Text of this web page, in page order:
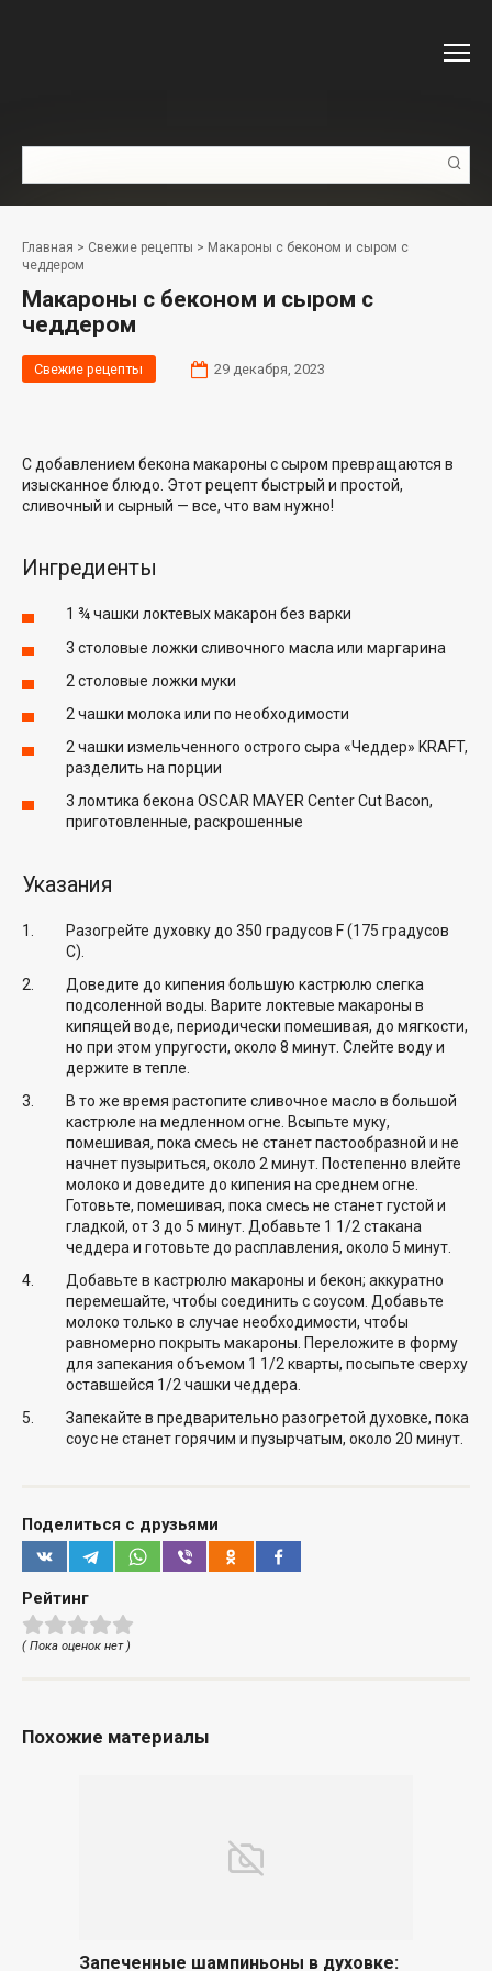
Главная > Свежие рецепты > Макароны с беконом и сыром с
чеддером
Макароны с беконом и сыром с
чеддером
Свежие рецепты 29 декабря, 2023
С добавлением бекона макароны с сыром превращаются в
изысканное блюдо. Этот рецепт быстрый и простой,
сливочный и сырный — все, что вам нужно!
Ингредиенты
1 ¾ чашки локтевых макарон без варки
3 столовые ложки сливочного масла или маргарина
2 столовые ложки муки
2 чашки молока или по необходимости
2 чашки измельченного острого сыра «Чеддер» KRAFT,
разделить на порции
3 ломтика бекона OSCAR MAYER Center Cut Bacon,
приготовленные, раскрошенные
Указания
Разогрейте духовку до 350 градусов F (175 градусов
C).
Доведите до кипения большую кастрюлю слегка
подсоленной воды. Варите локтевые макароны в
кипящей воде, периодически помешивая, до мягкости,
но при этом упругости, около 8 минут. Слейте воду и
держите в тепле.
В то же время растопите сливочное масло в большой
кастрюле на медленном огне. Всыпьте муку,
помешивая, пока смесь не станет пастообразной и не
начнет пузыриться, около 2 минут. Постепенно влейте
молоко и доведите до кипения на среднем огне.
Готовьте, помешивая, пока смесь не станет густой и
гладкой, от 3 до 5 минут. Добавьте 1 1/2 стакана
чеддера и готовьте до расплавления, около 5 минут.
Добавьте в кастрюлю макароны и бекон; аккуратно
перемешайте, чтобы соединить с соусом. Добавьте
молоко только в случае необходимости, чтобы
равномерно покрыть макароны. Переложите в форму
для запекания объемом 1 1/2 кварты, посыпьте сверху
оставшейся 1/2 чашки чеддера.
Запекайте в предварительно разогретой духовке, пока
соус не станет горячим и пузырчатым, около 20 минут.
Поделиться с друзьями
Рейтинг
( Пока оценок нет )
Похожие материалы
Запеченные шампиньоны в духовке: